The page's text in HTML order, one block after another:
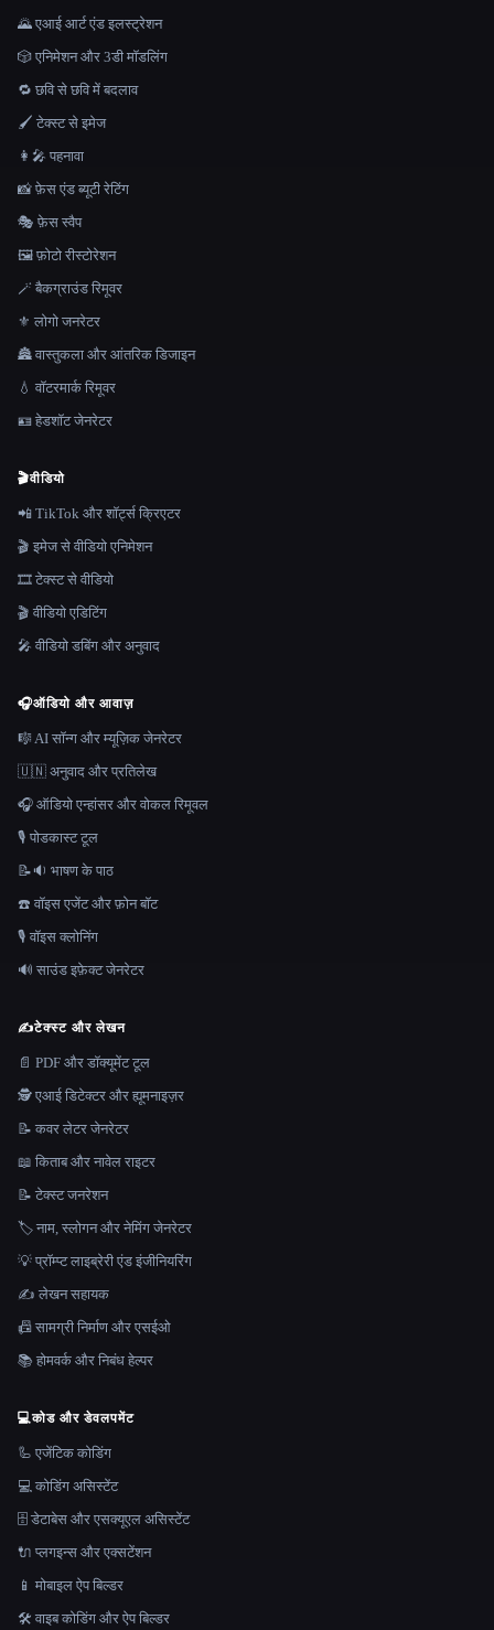
🌄 एआई आर्ट एंड इलस्ट्रेशन
🎲 एनिमेशन और 3डी मॉडलिंग
🔁 छवि से छवि में बदलाव
🖌️ टेक्स्ट से इमेज
👩‍🎤 पहनावा
📸 फ़ेस एंड ब्यूटी रेटिंग
🎭 फ़ेस स्वैप
🖼️ फ़ोटो रीस्टोरेशन
🪄 बैकग्राउंड रिमूवर
⚜️ लोगो जनरेटर
🏯 वास्तुकला और आंतरिक डिजाइन
💧 वॉटरमार्क रिमूवर
🪪 हेडशॉट जेनरेटर
🎬वीडियो
📲 TikTok और शॉर्ट्स क्रिएटर
🎬 इमेज से वीडियो एनिमेशन
🎞️ टेक्स्ट से वीडियो
🎬 वीडियो एडिटिंग
🎤 वीडियो डबिंग और अनुवाद
🎧ऑडियो और आवाज़
🎼 AI सॉन्ग और म्यूज़िक जेनरेटर
🇺🇳 अनुवाद और प्रतिलेख
🎧 ऑडियो एन्हांसर और वोकल रिमूवल
🎙️ पोडकास्ट टूल
📝🔉 भाषण के पाठ
☎️ वॉइस एजेंट और फ़ोन बॉट
🎙️ वॉइस क्लोनिंग
🔊 साउंड इफ़ेक्ट जेनरेटर
✍️टेक्स्ट और लेखन
📄 PDF और डॉक्यूमेंट टूल
🕵️ एआई डिटेक्टर और ह्यूमनाइज़र
📝 कवर लेटर जेनरेटर
📖 किताब और नावेल राइटर
📝 टेक्स्ट जनरेशन
🏷️ नाम, स्लोगन और नेमिंग जेनरेटर
💡 प्रॉम्प्ट लाइब्रेरी एंड इंजीनियरिंग
✍️ लेखन सहायक
📠 सामग्री निर्माण और एसईओ
📚 होमवर्क और निबंध हेल्पर
💻कोड और डेवलपमेंट
🦾 एजेंटिक कोडिंग
💻 कोडिंग असिस्टेंट
🗄️ डेटाबेस और एसक्यूएल असिस्टेंट
🔌 प्लगइन्स और एक्सटेंशन
📱 मोबाइल ऐप बिल्डर
🛠️ वाइब कोडिंग और ऐप बिल्डर